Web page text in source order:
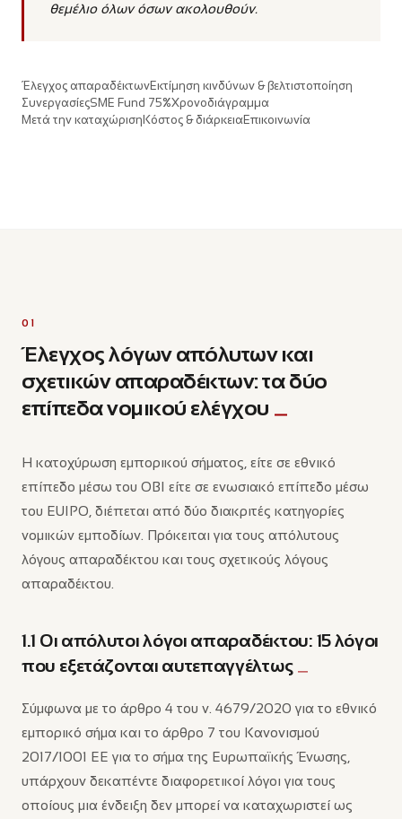
θεμέλιο όλων όσων ακολουθούν.
Έλεγχος απαραδέκτωνΕκτίμηση κινδύνων & βελτιστοποίηση
ΣυνεργασίεςSME Fund 75%Χρονοδιάγραμμα
Μετά την καταχώριση Κόστος & διάρκειαΕπικοινωνία
01
Έλεγχος λόγων απόλυτων και
σχετικών απαραδέκτων: τα δύο
επίπεδα νομικού ελέγχου
Η κατοχύρωση εμπορικού σήματος, είτε σε εθνικό
επίπεδο μέσω του ΟΒΙ είτε σε ενωσιακό επίπεδο μέσω
του EUIPO, διέπεται από δύο διακριτές κατηγορίες
νομικών εμποδίων. Πρόκειται για τους απόλυτους
λόγους απαραδέκτου και τους σχετικούς λόγους
απαραδέκτου.
1.1 Οι απόλυτοι λόγοι απαραδέκτου: 15 λόγοι
που εξετάζονται αυτεπαγγέλτως
Σύμφωνα με το άρθρο 4 του ν. 4679/2020 για το εθνικό
εμπορικό σήμα και το άρθρο 7 του Κανονισμού
2017/1001 ΕΕ για το σήμα της Ευρωπαϊκής Ένωσης,
υπάρχουν δεκαπέντε διαφορετικοί λόγοι για τους
οποίους μια ένδειξη δεν μπορεί να καταχωριστεί ως